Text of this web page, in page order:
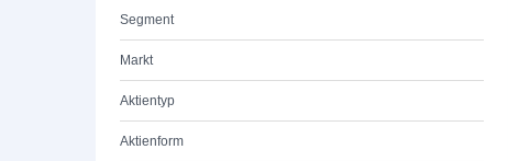
Segment
Markt
Aktientyp
Aktienform